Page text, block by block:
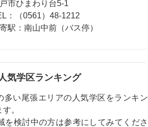
市ひまわり台5-1
：（0561）48-1212
駅：南山中前（バス停）
気学区ランキング
多い尾張エリアの人気学区をランキン
。
を検討中の方は参考にしてみてくださ